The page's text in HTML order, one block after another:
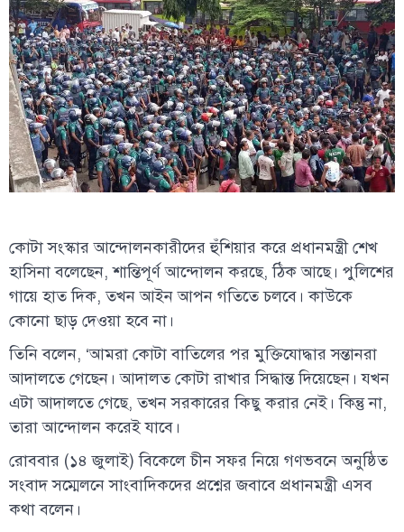
কোটা সংস্কার আন্দোলনকারীদের হুঁশিয়ার করে প্রধানমন্ত্রী শেখ
হাসিনা বলেছেন, শান্তিপূর্ণ আন্দোলন করছে, ঠিক আছে। পুলিশের
গায়ে হাত দিক, তখন আইন আপন গতিতে চলবে। কাউকে
কোনো ছাড় দেওয়া হবে না।
তিনি বলেন, ‘আমরা কোটা বাতিলের পর মুক্তিযোদ্ধার সন্তানরা
আদালতে গেছেন। আদালত কোটা রাখার সিদ্ধান্ত দিয়েছেন। যখন
এটা আদালতে গেছে, তখন সরকারের কিছু করার নেই। কিন্তু না,
তারা আন্দোলন করেই যাবে।
রোববার (১৪ জুলাই) বিকেলে চীন সফর নিয়ে গণভবনে অনুষ্ঠিত
সংবাদ সম্মেলনে সাংবাদিকদের প্রশ্নের জবাবে প্রধানমন্ত্রী এসব
কথা বলেন।